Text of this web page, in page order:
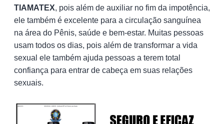
TIAMATEX, pois além de auxiliar no fim da impotência,
ele também é excelente para a circulação sanguínea
na área do Pênis, saúde e bem-estar. Muitas pessoas
usam todos os dias, pois além de transformar a vida
sexual ele também ajuda pessoas a terem total
confiança para entrar de cabeça em suas relações
sexuais.